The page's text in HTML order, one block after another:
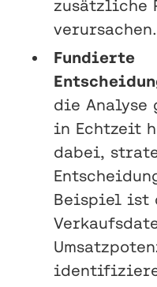
zusätzliche
verursachen.
Fundierte
die Analyse
in Echtzeit
dabei,
Beispiel ist